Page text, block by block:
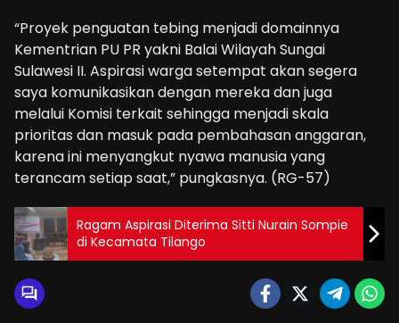
“Proyek penguatan tebing menjadi domainnya
Kementrian PU PR yakni Balai Wilayah Sungai
Sulawesi II. Aspirasi warga setempat akan segera
saya komunikasikan dengan mereka dan juga
melalui Komisi terkait sehingga menjadi skala
prioritas dan masuk pada pembahasan anggaran,
karena ini menyangkut nyawa manusia yang
terancam setiap saat,” pungkasnya. (RG-57)
Ragam Aspirasi Diterima Sitti Nurain Sompie
di Kecamata Tilango